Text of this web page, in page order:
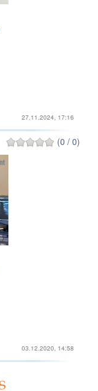
27.11.2024, 17:16
(0 / 0)
03.12.2020, 14:58